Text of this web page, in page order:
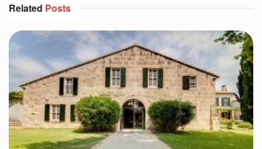
Related Posts